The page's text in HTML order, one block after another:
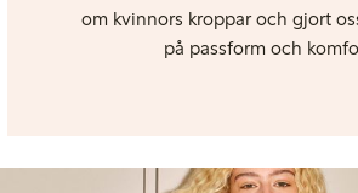
om kvinnors kroppar och gjort
på passform och